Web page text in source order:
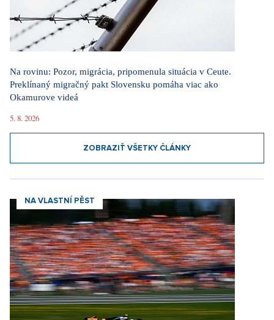
Na rovinu: Pozor, migrácia, pripomenula situácia v Ceute.
Preklínaný migračný pakt Slovensku pomáha viac ako
Okamurove videá
5. 8. 2026
ZOBRAZIŤ VŠETKY ČLÁNKY
NA VLASTNÍ PĚST